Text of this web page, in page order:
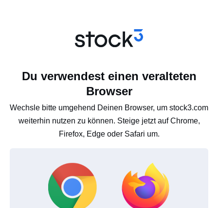
Du verwendest einen veralteten
Browser
Wechsle bitte umgehend Deinen Browser, um stock3.com
weiterhin nutzen zu können. Steige jetzt auf Chrome,
Firefox, Edge oder Safari um.